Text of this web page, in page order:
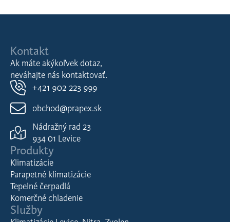
Kontakt
Ak máte akýkoľvek dotaz,
neváhajte nás kontaktovať.
+421 902 223 999
obchod@prapex.sk
Nádražný rad 23
934 01 Levice
Produkty
Klimatizácie
Parapetné klimatizácie
Tepelné čerpadlá
Komerčné chladenie
Služby